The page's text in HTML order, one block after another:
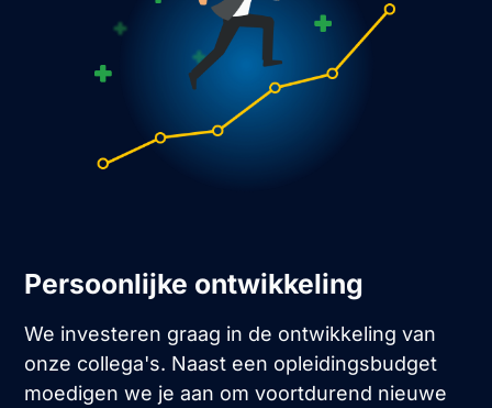
Persoonlijke ontwikkeling
We investeren graag in de ontwikkeling van
onze collega's. Naast een opleidingsbudget
moedigen we je aan om voortdurend nieuwe